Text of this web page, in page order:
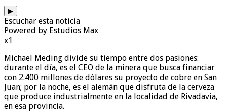
▶
Escuchar esta noticia
Powered by Estudios Max
x1
Michael Meding divide su tiempo entre dos pasiones:
durante el día, es el CEO de la minera que busca financiar
con 2.400 millones de dólares su proyecto de cobre en San
Juan; por la noche, es el alemán que disfruta de la cerveza
que produce industrialmente en la localidad de Rivadavia,
en esa provincia.